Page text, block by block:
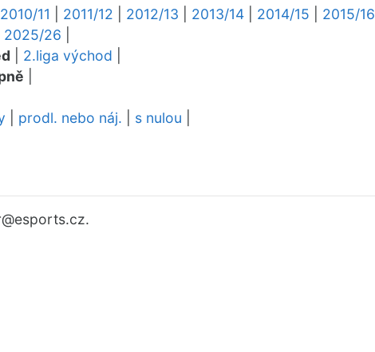
2010/11 2011/12 2012/13 2013/14 2014/15 2015/16
2025/26
2.liga východ
prodl. nebo náj. s nulou
@esports.cz.